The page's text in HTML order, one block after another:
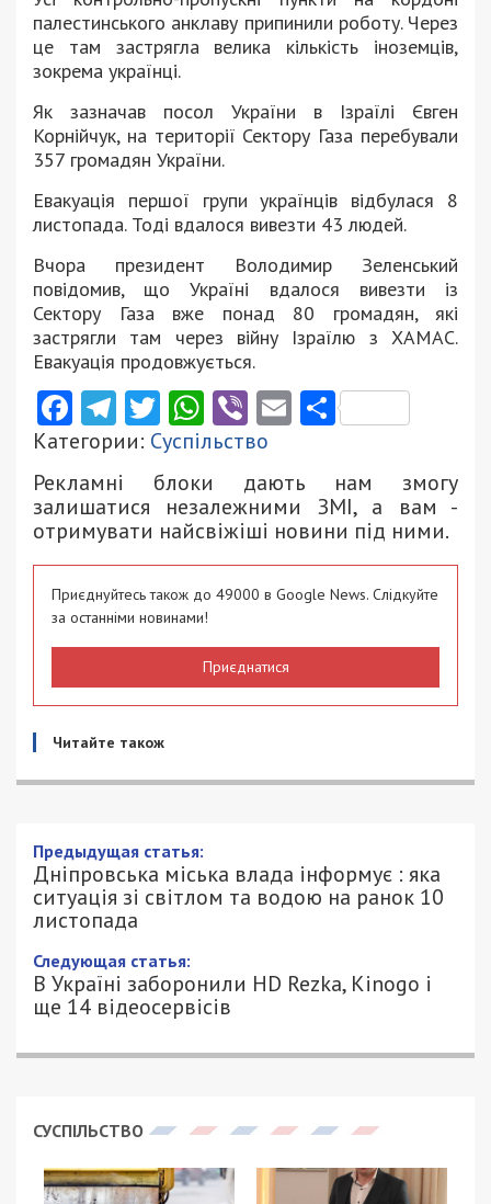
палестинського анклаву припинили роботу. Через
це там застрягла велика кількість іноземців,
зокрема українці.
Як зазначав посол України в Ізраїлі Євген
Корнійчук, на території Сектору Газа перебували
357 громадян України.
Евакуація першої групи українців відбулася 8
листопада. Тоді вдалося вивезти 43 людей.
Вчора президент Володимир Зеленський
повідомив, що Україні вдалося вивезти із
Сектору Газа вже понад 80 громадян, які
застрягли там через війну Ізраїлю з ХАМАС.
Евакуація продовжується.
Facebook
Telegram
Twitter
WhatsApp
ViberEmail
Категории: Суспільство
Рекламні блоки дають нам змогу
залишатися незалежними ЗМІ, а вам -
отримувати найсвіжіші новини під ними.
Приєднуйтесь також до 49000 в Google News. Слідкуйте
за останніми новинами!
Приєднатися
Читайте також
Предыдущая статья:
Дніпровська міська влада інформує : яка
ситуація зі світлом та водою на ранок 10
листопада
Следующая статья:
В Україні заборонили HD Rezka, Kinogo і
ще 14 відеосервісів
СУСПІЛЬСТВО